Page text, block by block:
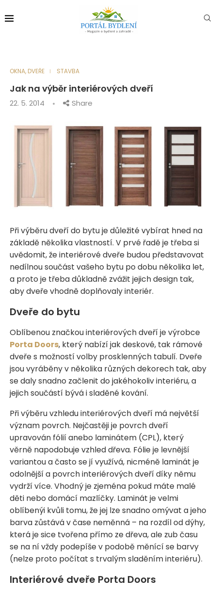
OKNA, DVEŘE STAVBA
Jak na výběr interiérových dveří
22. 5. 2014 Share
Při výběru dveří do bytu je důležité vybírat hned na
základě několika vlastností. V prvé řadě je třeba si
uvědomit, že interiérové dveře budou představovat
nedílnou součást vašeho bytu po dobu několika let,
a proto je třeba důkladně zvážit jejich design tak,
aby dveře vhodně doplňovaly interiér.
Dveře do bytu
Oblíbenou značkou interiérových dveří je výrobce
Porta Doors, který nabízí jak deskové, tak rámové
dveře s možností volby prosklenných tabulí. Dveře
jsou vyráběny v několika různých dekorech tak, aby
se daly snadno začlenit do jakéhokoliv interiéru, a
jejich součástí bývá i sladěné kování.
Při výběru vzhledu interiérových dveří má největší
význam povrch. Nejčastěji je povrch dveří
upravován fólií anebo laminátem (CPL), který
věrně napodobuje vzhled dřeva. Fólie je levnější
variantou a často se jí využívá, nicméně laminát je
odolnější a povrch interiérových dveří díky němu
vydrží více. Vhodný je zjeména pokud máte malé
děti nebo domácí mazlíčky. Laminát je velmi
oblíbenýi kvůli tomu, že jej lze snadno omývat a jeho
barva zůstává v čase neměnná – na rozdíl od dýhy,
která je sice tvořena přímo ze dřeva, ale zub času
se na ní vždy podepíše v podobě měnící se barvy
(nelze proto počítat s trvalým sladěním interiéru).
Interiérové dveře Porta Doors